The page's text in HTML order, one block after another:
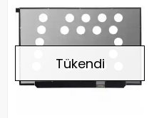
Tükendi